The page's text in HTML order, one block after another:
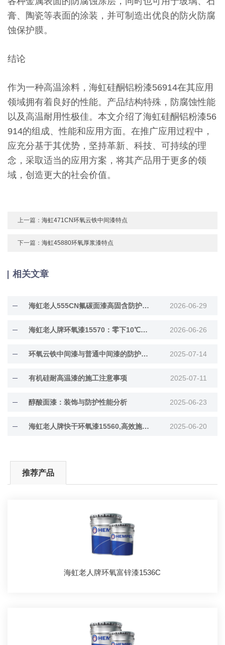
膏、陶瓷等表面的涂装，并可制造出优良的防火防腐
蚀保护膜。
结论
作为一种高温涂料，海虹硅酮铝粉漆56914在其应用
领域拥有着良好的性能。产品结构特殊，防腐蚀性能
以及高温耐用性极佳。本文介绍了海虹硅酮铝粉漆56
914的组成、性能和应用方面。在推广应用过程中，
应充分基于其优势，坚持革新、科技、可持续的理
念，采取适当的应用方案，将其产品用于更多的领
域，创造更大的社会价值。
上一篇：海虹471CN环氧云铁中间漆特点
下一篇：海虹45880环氧厚浆漆特点
相关文章
海虹老人555CN氟碳面漆高固含防护面漆 2026-06-29
海虹老人牌环氧漆15570：零下10℃低温固化 2026-06-26
环氧云铁中间漆与普通中间漆的防护差异解析 2025-07-14
有机硅耐高温漆的施工注意事项 2025-07-11
醇酸面漆：装饰与防护性能分析 2025-06-23
海虹老人牌快干环氧漆15560,高效施工与长效防··· 2025-06-20
推荐产品
海虹老人牌环氧富锌漆1536C